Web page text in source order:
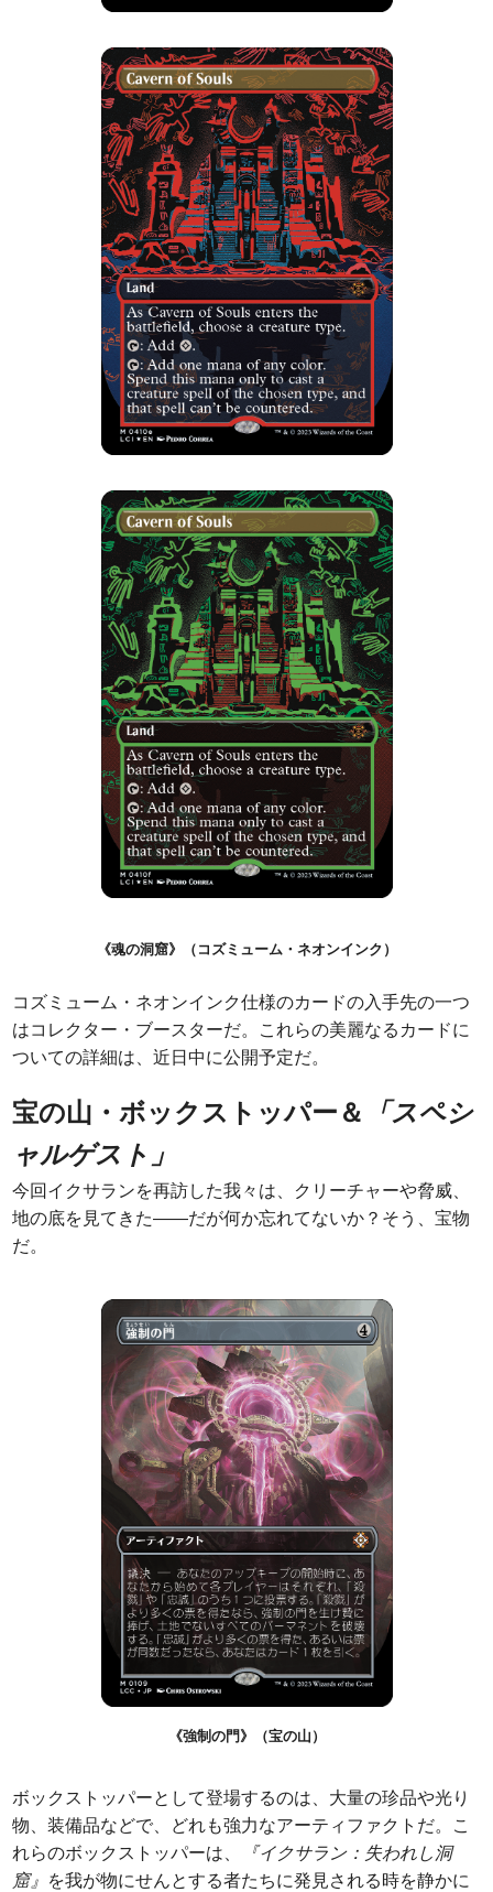
《魂の洞窟》（コズミューム・ネオンインク）
コズミューム・ネオンインク仕様のカードの入手先の一つ
はコレクター・ブースターだ。これらの美麗なるカードに
ついての詳細は、近日中に公開予定だ。
宝の山・ボックストッパー＆
「スペシ
ャルゲスト」
今回イクサランを再訪した我々は、クリーチャーや脅威、
地の底を見てきた――だが何か忘れてないか？そう、宝物
だ。
《強制の門》（宝の山）
ボックストッパーとして登場するのは、大量の珍品や光り
物、装備品などで、どれも強力なアーティファクトだ。こ
れらのボックストッパーは、
『イクサラン：失われし洞
窟』 を我が物にせんとする者たちに発見される時を静かに